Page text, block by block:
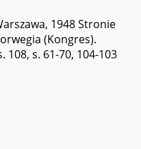
1948 Stronie
(Kongres).
108, s. 61-70, 104-103